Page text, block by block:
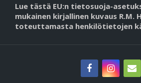
Lue tästä EU:n tietosuoja-
mukainen kirjallinen kuvaus R.M.
toteuttamasta henkilötietojen